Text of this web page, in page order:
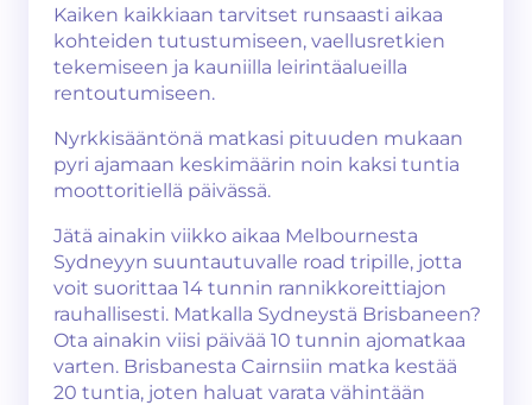
Kaiken kaikkiaan tarvitset runsaasti aikaa
kohteiden tutustumiseen, vaellusretkien
tekemiseen ja kauniilla leirintäalueilla
rentoutumiseen.
Nyrkkisääntönä matkasi pituuden mukaan
pyri ajamaan keskimäärin noin kaksi tuntia
moottoritiellä päivässä.
Jätä ainakin viikko aikaa Melbournesta
Sydneyyn suuntautuvalle road tripille, jotta
voit suorittaa 14 tunnin rannikkoreittiajon
rauhallisesti. Matkalla Sydneystä Brisbaneen?
Ota ainakin viisi päivää 10 tunnin ajomatkaa
varten. Brisbanesta Cairnsiin matka kestää
20 tuntia, joten haluat varata vähintään